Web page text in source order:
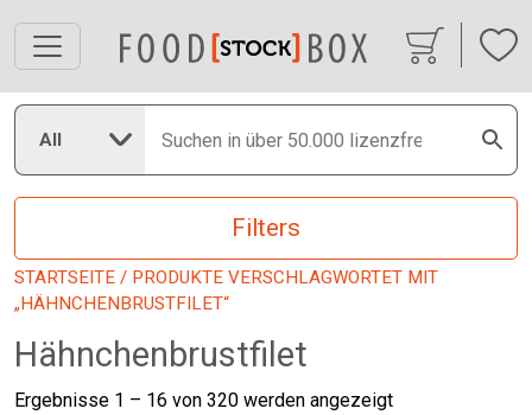
All
Filters
STARTSEITE / PRODUKTE VERSCHLAGWORTET MIT
„HÄHNCHENBRUSTFILET“
Hähnchenbrustfilet
Ergebnisse 1 – 16 von 320 werden angezeigtNach